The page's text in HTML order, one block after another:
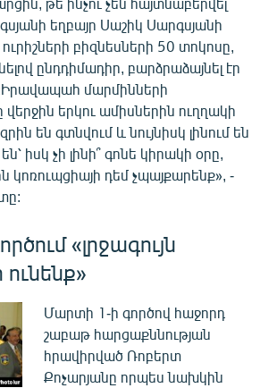
եղբայր Սաշիկ Սարգսյանի
բիզնեսների 50 տոկոսը,
ընդդիմադիր, բարձրաձայնել էր
մարմինների
վերջին երկու ամիսներին ուղղակի
են գտնվում և նույնիսկ լինում են
իսկ չի լինի՞ գոնե կիրակի օրը,
կոռուպցիայի դեմ չպայքարենք», -
«լրջագույն
Մարտի 1-ի գործով հաջորդ
շաբաթ հարցաքննության
հրավիրված Ռոբերտ
Քոչարյանը որպես նախկին